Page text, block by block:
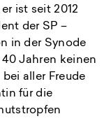
ist seit 2012
der SP –
in der Synode
Jahren keinen
aller Freude
für die